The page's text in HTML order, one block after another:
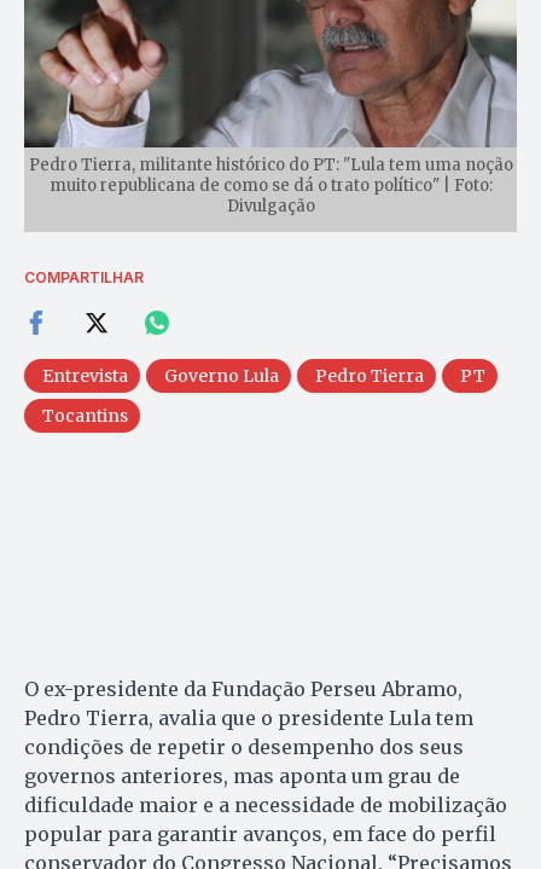
Pedro Tierra, militante histórico do PT: "Lula tem uma noção
muito republicana de como se dá o trato político" | Foto:
Divulgação
COMPARTILHAR
Entrevista Governo Lula Pedro Tierra
PT
Tocantins
O ex-presidente da Fundação Perseu Abramo,
Pedro Tierra, avalia que o presidente Lula tem
condições de repetir o desempenho dos seus
governos anteriores, mas aponta um grau de
dificuldade maior e a necessidade de mobilização
popular para garantir avanços, em face do perfil
conservador do Congresso Nacional. “Precisamos